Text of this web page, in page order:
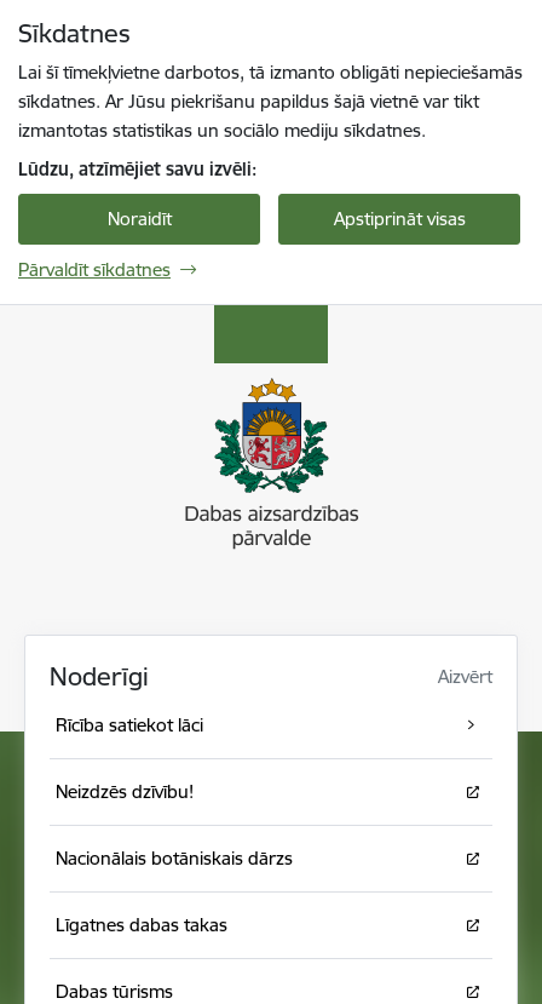
Sīkdatnes
Lai šī tīmekļvietne darbotos, tā izmanto obligāti nepieciešamās
sīkdatnes. Ar Jūsu piekrišanu papildus šajā vietnē var tikt
izmantotas statistikas un sociālo mediju sīkdatnes.
Lūdzu, atzīmējiet savu izvēli:
Noraidīt Apstiprināt visas
Pārvaldīt sīkdatnes
Noderīgi Aizvērt
Rīcība satiekot lāci
Neizdzēs dzīvību!
Nacionālais botāniskais dārzs
Līgatnes dabas takas
Dabas tūrisms